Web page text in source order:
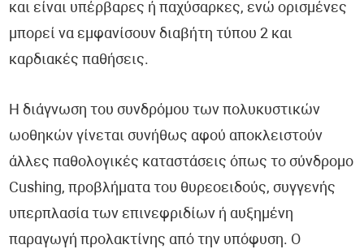
και είναι υπέρβαρες ή παχύσαρκες, ενώ ορισμένες
μπορεί να εμφανίσουν διαβήτη τύπου 2 και
καρδιακές παθήσεις.
Η διάγνωση του συνδρόμου των πολυκυστικών
ωοθηκών γίνεται συνήθως αφού αποκλειστούν
άλλες παθολογικές καταστάσεις όπως το σύνδρομο
Cushing, προβλήματα του θυρεοειδούς, συγγενής
υπερπλασία των επινεφριδίων ή αυξημένη
παραγωγή προλακτίνης από την υπόφυση. Ο